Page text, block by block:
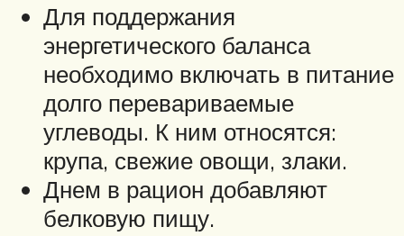
Для поддержания
энергетического баланса
необходимо включать в питание
долго перевариваемые
углеводы. К ним относятся:
крупа, свежие овощи, злаки.
Днем в рацион добавляют
белковую пищу.